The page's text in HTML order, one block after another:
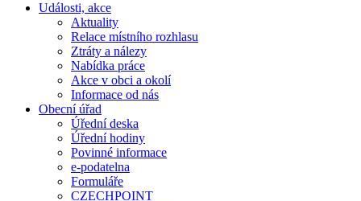
Události, akce
Aktuality
Relace místního rozhlasu
Ztráty a nálezy
Nabídka práce
Akce v obci a okolí
Informace od nás
Obecní úřad
Úřední deska
Úřední hodiny
Povinné informace
e-podatelna
Formuláře
CZECHPOINT